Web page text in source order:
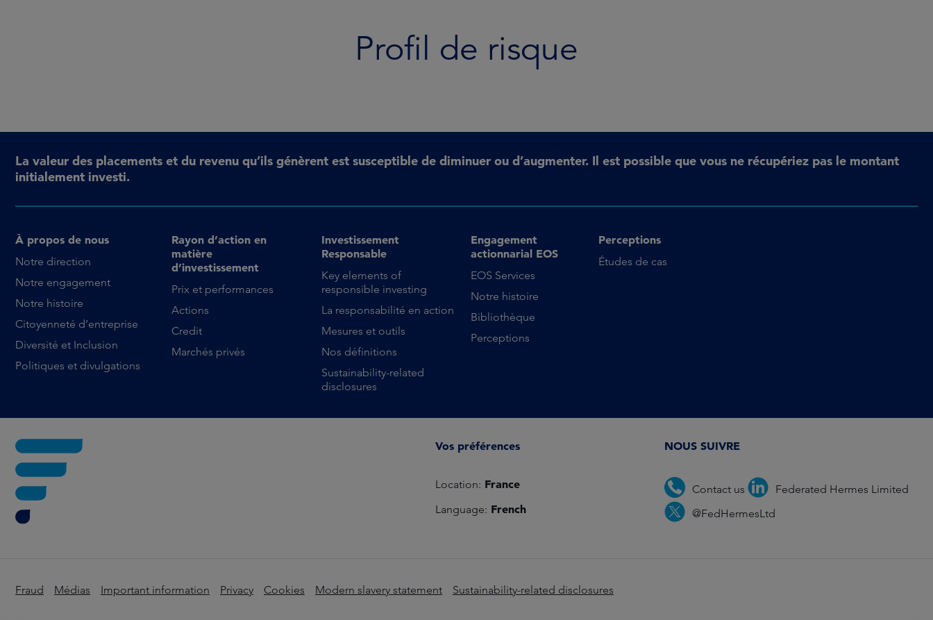
Profil de risque
La valeur des placements et du revenu qu’ils génèrent est susceptible de diminuer ou d’augmenter. Il est possible que vous ne récupériez pas le montant
initialement investi.
À propos de nous
Notre direction
Notre engagement
Notre histoire
Citoyenneté d’entreprise
Diversité et Inclusion
Politiques et divulgations
Rayon d’action en
matière
d’investissement
Prix et performances
Actions
Credit
Marchés privés
Investissement
Responsable
Key elements of
responsible investing
La responsabilité en action
Mesures et outils
Nos définitions
Sustainability-related
disclosures
Engagement
actionnarial EOS
EOS Services
Notre histoire
Bibliothèque
Perceptions
Perceptions
Études de cas
Vos préférences
Location: France
Language: French
NOUS SUIVRE
Contact us
Federated Hermes Limited
@FedHermesLtd
Fraud Médias Important information Privacy Cookies Modern slavery statement Sustainability-related disclosures